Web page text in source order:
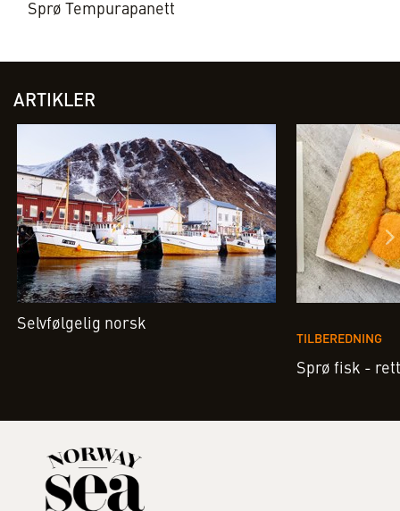
Sprø Tempurapanett
ARTIKLER
Selvfølgelig norsk
TILBEREDNING
Sprø fisk -